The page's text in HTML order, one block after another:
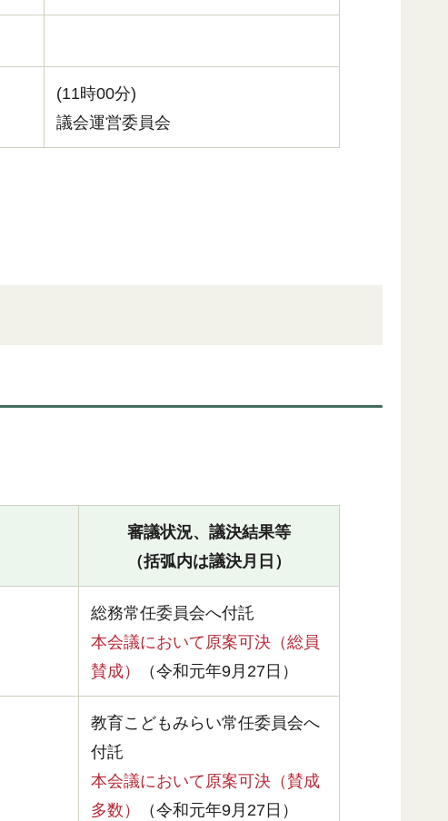
(11時00分)
議会運営委員会
審議状況、議決結果等
（括弧内は議決月日）
総務常任委員会へ付託
本会議において原案可決（総員
賛成）
（令和元年9月27日）
教育こどもみらい常任委員会へ
付託
本会議において原案可決（賛成
多数）
（令和元年9月27日）